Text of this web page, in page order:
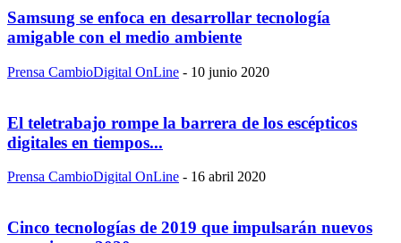
Samsung se enfoca en desarrollar tecnología
amigable con el medio ambiente
Prensa CambioDigital OnLine - 10 junio 2020
El teletrabajo rompe la barrera de los escépticos
digitales en tiempos...
Prensa CambioDigital OnLine - 16 abril 2020
Cinco tecnologías de 2019 que impulsarán nuevos